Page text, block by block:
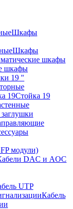
Шкафы
Шкафы
19 "
Стойка 19
модули)
UTP
Кабель